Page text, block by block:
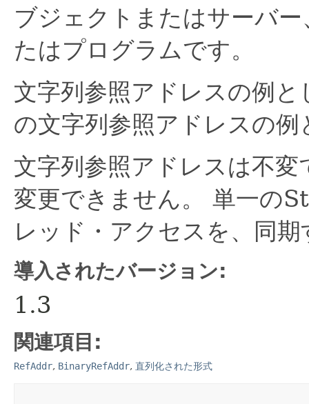
ブジェクトまたはサーバ
たはプログラムです。
文字列参照アドレスの例
の文字列参照アドレスの
文字列参照アドレスは不
変更できません。
単一の
レッド・アクセスを、同
導入されたバージョン:
1.3
関連項目:
RefAddr, BinaryRefAddr, 直列化された形式